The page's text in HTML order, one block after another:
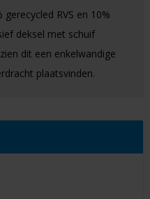
RVS en 10%
deksel met schuif
dit een enkelwandige
plaatsvinden.